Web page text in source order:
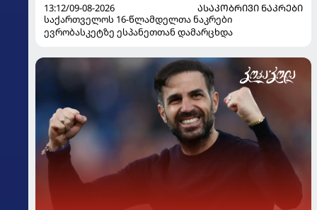
13:12/09-08-2026
ᲐᲡᲐᲙᲝᲑᲠᲘᲕᲘ ᲜᲐᲙᲠᲔᲑᲘ
საქართველოს 16-წლამდელთა ნაკრები
ევრობასკეტზე ესპანეთთან დამარცხდა